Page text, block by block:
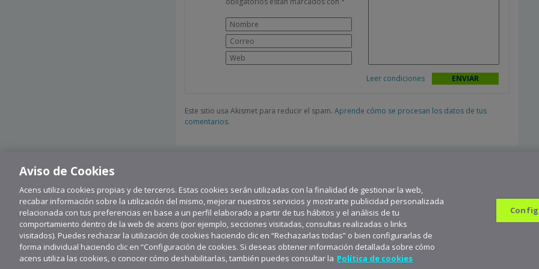
Leer condiciones
Este sitio usa Akismet para reducir el spam. Aprende cómo se procesan los datos de tus
comentarios.
Suscríbete a aceNews para mantenerte a la última
Aviso de Cookies
Acens utiliza cookies propias y de terceros. Estas cookies serán utilizadas con la finalidad de gestionar la web,
recabar información sobre la utilización del mismo, mejorar nuestros servicios y mostrarte publicidad personalizada
relacionada con tus preferencias en base a un perfil elaborado a partir de tus hábitos y el análisis de tu
comportamiento dentro de la web de acens (por ejemplo, secciones visitadas, consultas realizadas o links
visitados). Puedes rechazar la utilización de cookies haciendo clic en “Rechazarlas todas” o bien configurarlas de
forma individual haciendo clic en “Configuración de cookies. Si deseas obtener información detallada sobre cómo
acens utiliza las cookies, o conocer cómo deshabilitarlas, también puedes consultar la Política de cookies